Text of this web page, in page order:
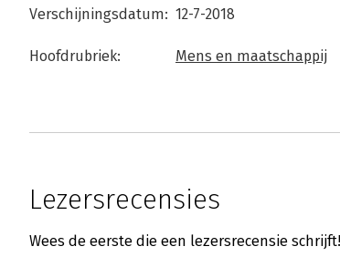
Verschijningsdatum: 12-7-2018
Hoofdrubriek: Mens en maatschappij
Lezersrecensies
Wees de eerste die een lezersrecensie schrijft!